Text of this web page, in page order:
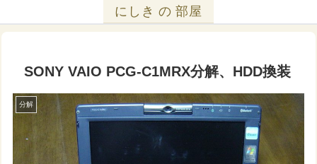
にしき の 部屋
SONY VAIO PCG-C1MRX分解、HDD換装
分解